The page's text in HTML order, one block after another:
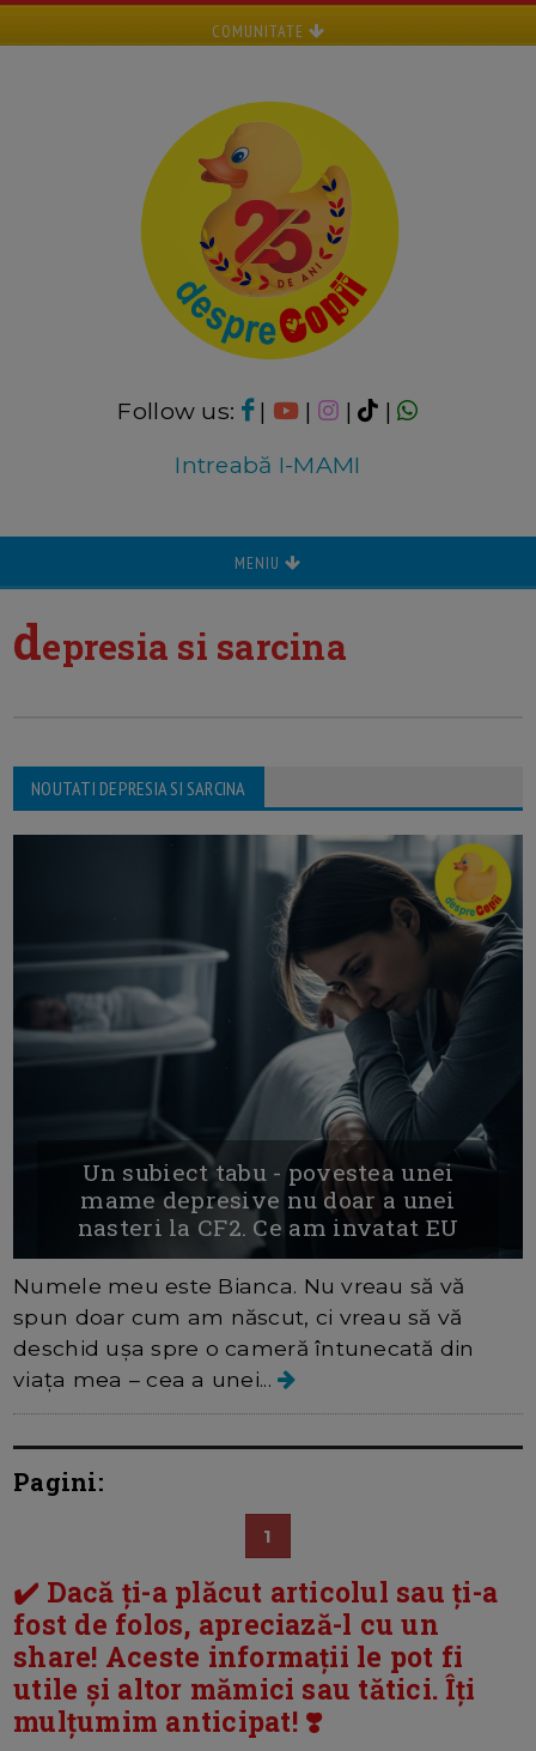
COMUNITATE
Follow us: | | |
|
Intreabă I-MAMI
MENIU
depresia si sarcina
NOUTATI DEPRESIA SI SARCINA
Un subiect tabu - povestea unei
mame depresive nu doar a unei
nasteri la CF2. Ce am invatat EU
Numele meu este Bianca. Nu vreau să vă
spun doar cum am născut, ci vreau să vă
deschid ușa spre o cameră întunecată din
viața mea – cea a unei...
Pagini:
1
✔️ Dacă ți-a plăcut articolul sau ți-a
fost de folos, apreciază-l cu un
share! Aceste informații le pot fi
utile și altor mămici sau tătici. Îți
mulțumim anticipat! ❣️